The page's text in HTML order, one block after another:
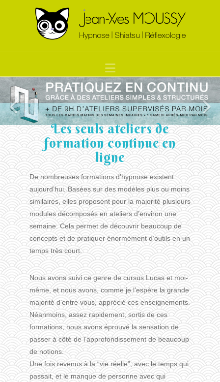
Navigation
Les seuls ateliers de
formation continue en
ligne
De nombreuses formations d’hypnose existent
aujourd’hui. Basées sur des modèles plus ou moins
similaires, elles proposent pour la majorité plusieurs
modules décomposés en ateliers d’environ une
semaine. Cela permet de découvrir beaucoup de
concepts et de pratiquer énormément d’outils en un
temps très court.
Nous avons suivi ce genre de cursus Lucas et moi-
même, et nous avons, comme je l’espère la grande
majorité d’entre vous, apprécié ces enseignements.
Néanmoins, assez rapidement, sortis de ces
formations, nous avons éprouvé la sensation de
passer à côté de l’approfondissement de beaucoup
de notions.
Une fois revenus à la “vie réelle”, avec le temps qui
passait, et le manque de personne avec qui